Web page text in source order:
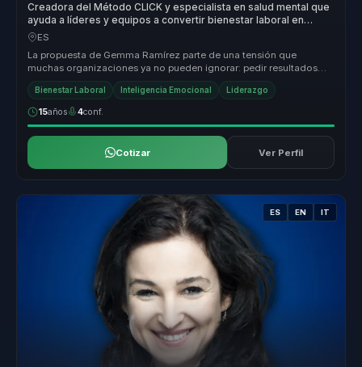
Creadora del Método CLICK y especialista en salud mental que
ayuda a líderes y equipos a convertir bienestar laboral en
productividad, foco y resiliencia.
ES
La propuesta de Gemma Ramírez parte de una tensión que
muchas organizaciones ya no pueden ignorar: pedir resultados
altos en contextos do...
Bienestar Laboral Inteligencia Emocional Liderazgo
15años 4conf.
Cotizar Ver Perfil
ES EN IT